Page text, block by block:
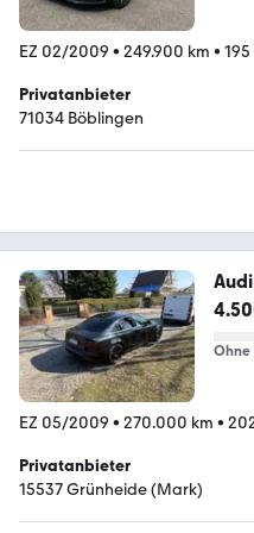
EZ 02/2009 • 249.900 km • 195
Privatanbieter
71034 Böblingen
Ohne
EZ 05/2009 • 270.000 km •
Privatanbieter
15537 Grünheide (Mark)